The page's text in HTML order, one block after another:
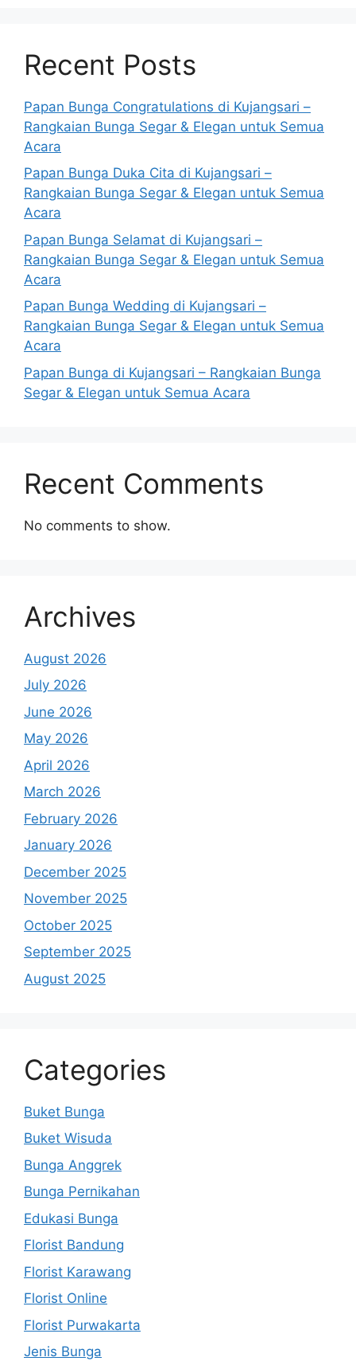
Recent Posts
Papan Bunga Congratulations di Kujangsari –
Rangkaian Bunga Segar & Elegan untuk Semua
Acara
Papan Bunga Duka Cita di Kujangsari –
Rangkaian Bunga Segar & Elegan untuk Semua
Acara
Papan Bunga Selamat di Kujangsari –
Rangkaian Bunga Segar & Elegan untuk Semua
Acara
Papan Bunga Wedding di Kujangsari –
Rangkaian Bunga Segar & Elegan untuk Semua
Acara
Papan Bunga di Kujangsari – Rangkaian Bunga
Segar & Elegan untuk Semua Acara
Recent Comments
No comments to show.
Archives
August 2026
July 2026
June 2026
May 2026
April 2026
March 2026
February 2026
January 2026
December 2025
November 2025
October 2025
September 2025
August 2025
Categories
Buket Bunga
Buket Wisuda
Bunga Anggrek
Bunga Pernikahan
Edukasi Bunga
Florist Bandung
Florist Karawang
Florist Online
Florist Purwakarta
Jenis Bunga